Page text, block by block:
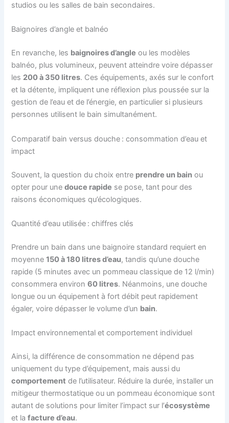
studios ou les salles de bain secondaires.
Baignoires d’angle et balnéo
En revanche, les baignoires d’angle ou les modèles
balnéo, plus volumineux, peuvent atteindre voire dépasser
les 200 à 350 litres. Ces équipements, axés sur le confort
et la détente, impliquent une réflexion plus poussée sur la
gestion de l’eau et de l’énergie, en particulier si plusieurs
personnes utilisent le bain simultanément.
Comparatif bain versus douche : consommation d’eau et
impact
Souvent, la question du choix entre prendre un bain ou
opter pour unedouce rapide se pose, tant pour des
raisons économiques qu’écologiques.
Quantité d’eau utilisée : chiffres clés
Prendre un bain dans une baignoire standard requiert en
moyenne150 à 180 litres d’eau, tandis qu’une douche
rapide (5 minutes avec un pommeau classique de 12 l/min)
consommera environ60 litres. Néanmoins, une douche
longue ou un équipement à fort débit peut rapidement
égaler, voire dépasser le volume d’un bain.
Impact environnemental et comportement individuel
Ainsi, la différence de consommation ne dépend pas
uniquement du type d’équipement, mais aussi du
comportement de l’utilisateur. Réduire la durée, installer un
mitigeur thermostatique ou un pommeau économique sont
autant de solutions pour limiter l’impact sur l’écosystème
et lafacture d’eau.